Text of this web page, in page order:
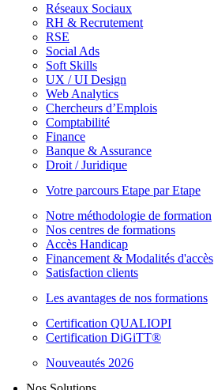
Réseaux Sociaux
RH & Recrutement
RSE
Social Ads
Soft Skills
UX / UI Design
Web Analytics
Chercheurs d’Emplois
Comptabilité
Finance
Banque & Assurance
Droit / Juridique
Votre parcours Etape par Etape
Notre méthodologie de formation
Nos centres de formations
Accès Handicap
Financement & Modalités d'accès
Satisfaction clients
Les avantages de nos formations
Certification QUALIOPI
Certification DiGiTT®
Nouveautés 2026